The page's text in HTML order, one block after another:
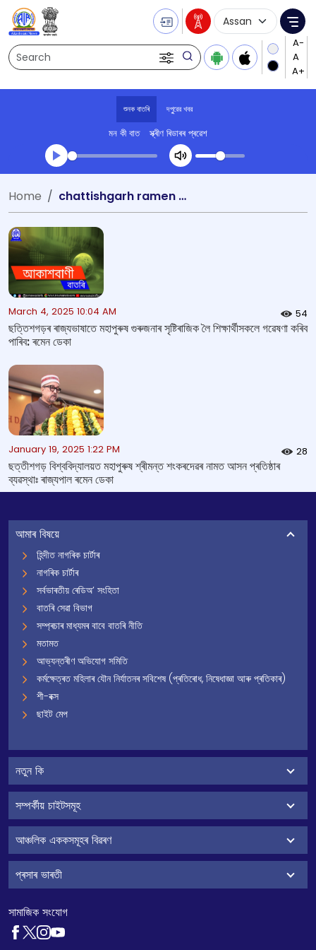
Search
Language
শুনক বাতৰি দপুুরের খবর
মন কী বাত স্ক্ৰীণ ৰিডাৰৰ প্ৰৱেশ
Transcript summary
খেলা অডিঅ' দপুুরের খবর
Home chattishgarh ramen deka sankardev
March 4, 2025 10:04 AM 54
ছত্তিশগড়ৰ ৰাজ্যভাষাতে মহাপুৰুষ গুৰুজনাৰ সৃষ্টিৰাজিক লৈ শিক্ষাৰ্থীসকলে গৱেষণা কৰিব
পাৰিব: ৰমেন ডেকা
January 19, 2025 1:22 PM 28
ছত্তীশগড় বিশ্ববিদ্যালয়ত মহাপুৰুষ শ্ৰীমন্ত শংকৰদেৱৰ নামত আসন প্ৰতিষ্ঠাৰ
ব্যৱস্থাঃ ৰাজ্যপাল ৰমেন ডেকা
আমাৰ বিষয়ে
হিন্দীত নাগৰিক চাৰ্টাৰ
নাগৰিক চাৰ্টাৰ
সৰ্বভাৰতীয় ৰেডিঅ’ সংহিতা
বাতৰি সেৱা বিভাগ
সম্প্ৰচাৰ মাধ্যমৰ বাবে বাতৰি নীতি
মতামত
আভ্যন্তৰীণ অভিযোগ সমিতি
কৰ্মক্ষেত্ৰত মহিলাৰ যৌন নিৰ্যাতনৰ সবিশেষ (প্ৰতিৰোধ, নিষেধাজ্ঞা আৰু প্ৰতিকাৰ)
শী-বক্স
ছাইট মেপ
নতুন কি
সম্পৰ্কীয় চাইটসমূহ
আঞ্চলিক এককসমূহৰ বিৱৰণ
প্ৰসাৰ ভাৰতী
সামাজিক সংযোগ